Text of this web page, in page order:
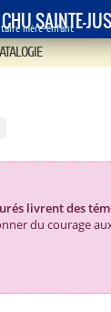
SAINTE-
mère-enfant
livrent des
du courage